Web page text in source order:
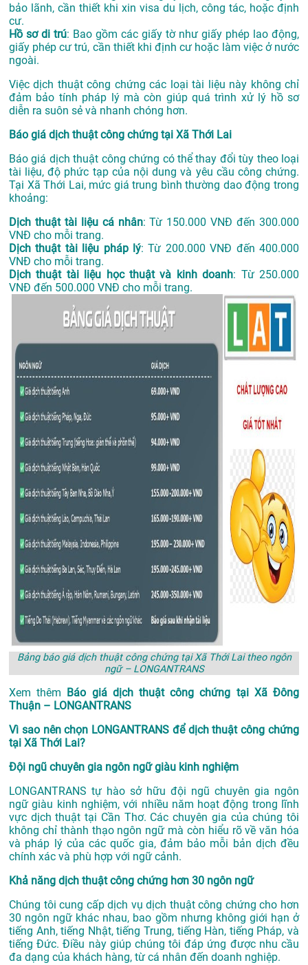
bảo lãnh, cần thiết khi xin visa du lịch, công tác, hoặc định
cư.
Hồ sơ di trú: Bao gồm các giấy tờ như giấy phép lao động,
giấy phép cư trú, cần thiết khi định cư hoặc làm việc ở nước
ngoài.
Việc dịch thuật công chứng các loại tài liệu này không chỉ
đảm bảo tính pháp lý mà còn giúp quá trình xử lý hồ sơ
diễn ra suôn sẻ và nhanh chóng hơn.
Báo giá dịch thuật công chứng tại Xã Thới Lai
Báo giá dịch thuật công chứng có thể thay đổi tùy theo loại
tài liệu, độ phức tạp của nội dung và yêu cầu công chứng.
Tại Xã Thới Lai, mức giá trung bình thường dao động trong
khoảng:
Dịch thuật tài liệu cá nhân: Từ 150.000 VNĐ đến 300.000
VNĐ cho mỗi trang.
Dịch thuật tài liệu pháp lý: Từ 200.000 VNĐ đến 400.000
VNĐ cho mỗi trang.
Dịch thuật tài liệu học thuật và kinh doanh: Từ 250.000
VNĐ đến 500.000 VNĐ cho mỗi trang.
Bảng báo giá dịch thuật công chứng tại Xã Thới Lai theo ngôn
ngữ – LONGANTRANS
Xem thêm
Báo giá dịch thuật công chứng tại Xã Đông
Thuận – LONGANTRANS
Vì sao nên chọn LONGANTRANS để dịch thuật công chứng
tại Xã Thới Lai?
Đội ngũ chuyên gia ngôn ngữ giàu kinh nghiệm
LONGANTRANS tự hào sở hữu đội ngũ chuyên gia ngôn
ngữ giàu kinh nghiệm, với nhiều năm hoạt động trong lĩnh
vực dịch thuật tại Cần Thơ. Các chuyên gia của chúng tôi
không chỉ thành thạo ngôn ngữ mà còn hiểu rõ về văn hóa
và pháp lý của các quốc gia, đảm bảo mỗi bản dịch đều
chính xác và phù hợp với ngữ cảnh.
Khả năng dịch thuật công chứng hơn 30 ngôn ngữ
Chúng tôi cung cấp dịch vụ dịch thuật công chứng cho hơn
30 ngôn ngữ khác nhau, bao gồm nhưng không giới hạn ở
tiếng Anh, tiếng Nhật, tiếng Trung, tiếng Hàn, tiếng Pháp, và
tiếng Đức. Điều này giúp chúng tôi đáp ứng được nhu cầu
đa dạng của khách hàng, từ cá nhân đến doanh nghiệp.